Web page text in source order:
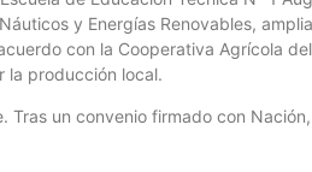
y Energías Renovables,
con la Cooperativa Agrícola
la producción local.
un convenio firmado con